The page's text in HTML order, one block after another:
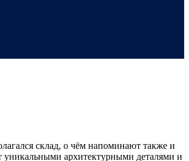
склад, о чём напоминают также и
уникальными архитектурными деталями и